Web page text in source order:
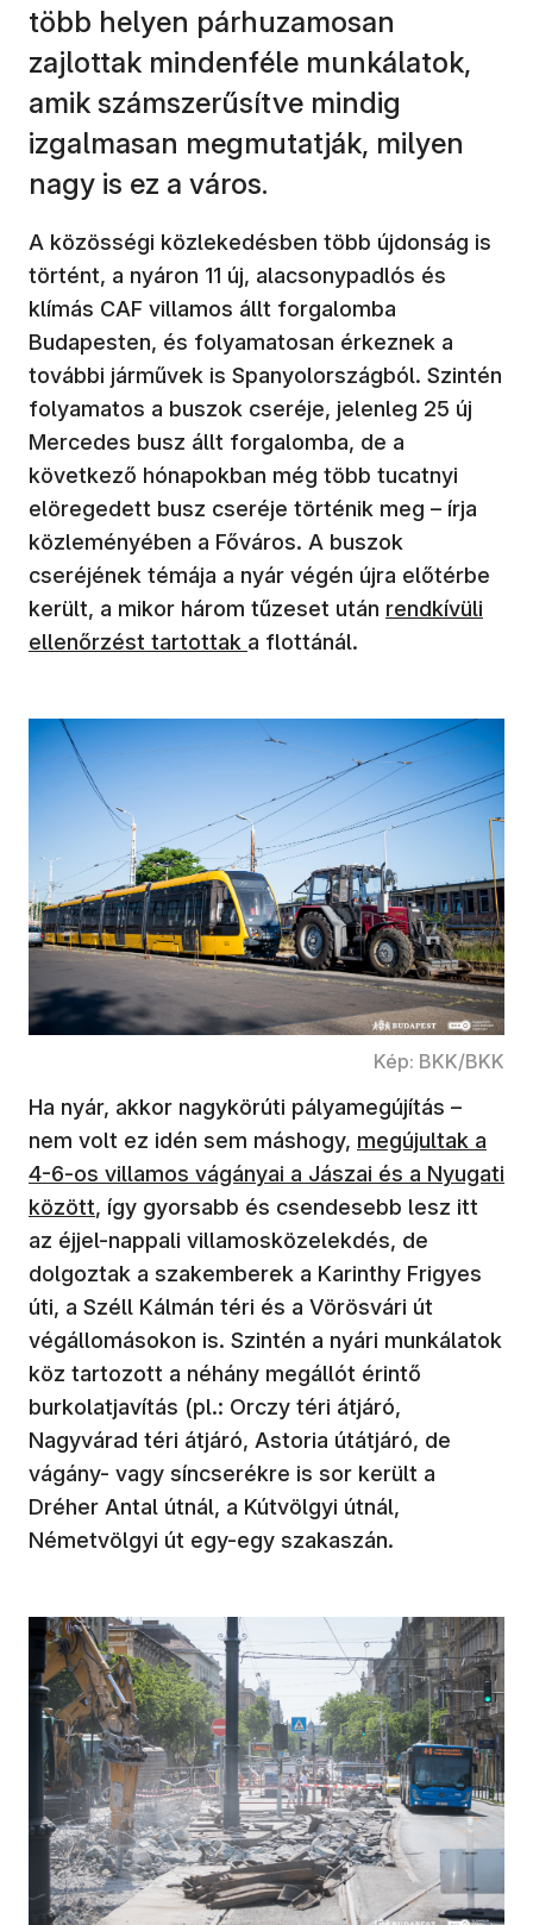
több helyen párhuzamosan
zajlottak mindenféle munkálatok,
amik számszerűsítve mindig
izgalmasan megmutatják, milyen
nagy is ez a város.
A közösségi közlekedésben több újdonság is
történt, a nyáron 11 új, alacsonypadlós és
klímás CAF villamos állt forgalomba
Budapesten, és folyamatosan érkeznek a
további járművek is Spanyolországból. Szintén
folyamatos a buszok cseréje, jelenleg 25 új
Mercedes busz állt forgalomba, de a
következő hónapokban még több tucatnyi
elöregedett busz cseréje történik meg – írja
közleményében a Főváros. A buszok
cseréjének témája a nyár végén újra előtérbe
került, a mikor három tűzeset után rendkívüli
ellenőrzést tartottak a flottánál.
Kép: BKK/BKK
Ha nyár, akkor nagykörúti pályamegújítás –
nem volt ez idén sem máshogy, megújultak a
4-6-os villamos vágányai a Jászai és a Nyugati
között, így gyorsabb és csendesebb lesz itt
az éjjel-nappali villamosközelekdés, de
dolgoztak a szakemberek a Karinthy Frigyes
úti, a Széll Kálmán téri és a Vörösvári út
végállomásokon is. Szintén a nyári munkálatok
köz tartozott a néhány megállót érintő
burkolatjavítás (pl.: Orczy téri átjáró,
Nagyvárad téri átjáró, Astoria útátjáró, de
vágány- vagy síncserékre is sor került a
Dréher Antal útnál, a Kútvölgyi útnál,
Németvölgyi út egy-egy szakaszán.